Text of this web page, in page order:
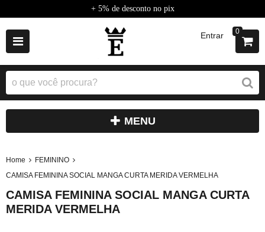
+ 5% de desconto no pix
Entrar 0
MENU
Home
FEMININO
CAMISA FEMININA SOCIAL MANGA CURTA MERIDA VERMELHA
CAMISA FEMININA SOCIAL MANGA CURTA
MERIDA VERMELHA